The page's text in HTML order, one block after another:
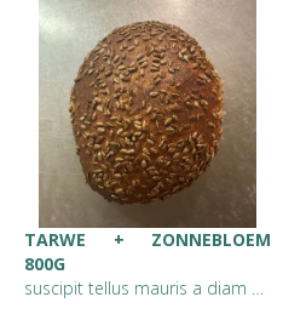
TARWE + ZONNEBLOEM
800G
suscipit tellus mauris a diam maecenas sed enim ut sem viverra aliquet eget sit amet